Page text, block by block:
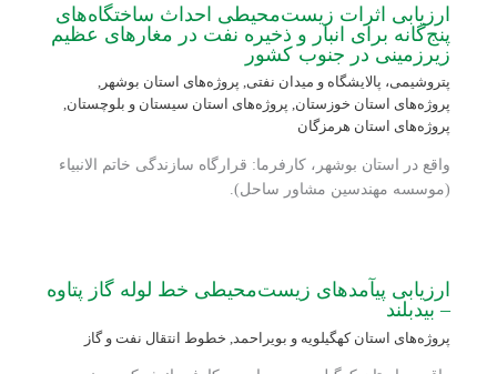
ارزیابی اثرات زیست‌محیطی احداث ساختگاه‌های
پنج‌گانه برای انبار و ذخیره نفت در مغارهای عظیم
زیرزمینی در جنوب کشور
پتروشیمی، پالایشگاه و میدان نفتی, پروژه‌های استان بوشهر ,
پروژه‌های استان خوزستان, پروژه‌های استان سیستان و بلوچستان,
پروژه‌های استان هرمزگان
واقع در استان بوشهر، کارفرما: قرارگاه سازندگی خاتم الانبیاء
(موسسه مهندسین مشاور ساحل).
ارزیابی‏ پی‏آمدهای زیست‌محیطی خط لوله گاز پتاوه
– بیدبلند
پروژه‌های استان کهگیلویه و بویراحمد خطوط انتقال نفت و گاز